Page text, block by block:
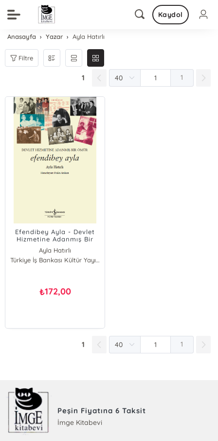
Kaydol
Anasayfa Yazar Ayla Hatırlı
Filtre
1 1
Efendibey Ayla - Devlet
Hizmetine Adanmış Bir
Ömür
Ayla Hatırlı
Türkiye İş Bankası Kültür Yayınları
₺172,00
1 1
Peşin Fiyatına 6 Taksit
İmge Kitabevi